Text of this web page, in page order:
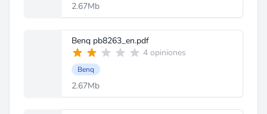
2.67Mb
Benq pb8263_en.pdf
4 opiniones
Benq
2.67Mb